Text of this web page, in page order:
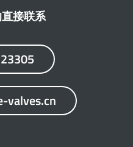
接联系
valves.cn